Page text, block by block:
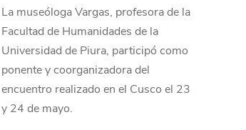
La museóloga Vargas, profesora de la
Facultad de Humanidades de la
Universidad de Piura, participó como
ponente y coorganizadora del
encuentro realizado en el Cusco el 23
y 24 de mayo.